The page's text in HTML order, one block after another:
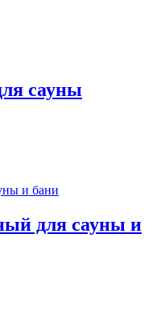
сауны
для сауны и